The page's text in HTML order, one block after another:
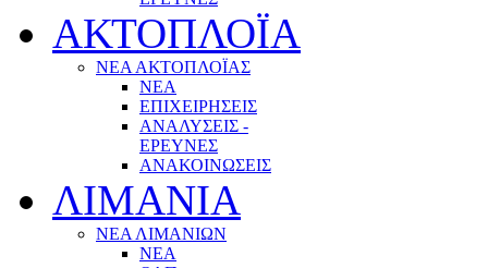
ΑΚΤΟΠΛΟΪΑ
ΝΕΑ ΑΚΤΟΠΛΟΪΑΣ
ΝΕΑ
ΕΠΙΧΕΙΡΗΣΕΙΣ
ΑΝΑΛΥΣΕΙΣ -
ΕΡΕΥΝΕΣ
ΑΝΑΚΟΙΝΩΣΕΙΣ
ΛΙΜΑΝΙΑ
ΝΕΑ ΛΙΜΑΝΙΩΝ
ΝΕΑ